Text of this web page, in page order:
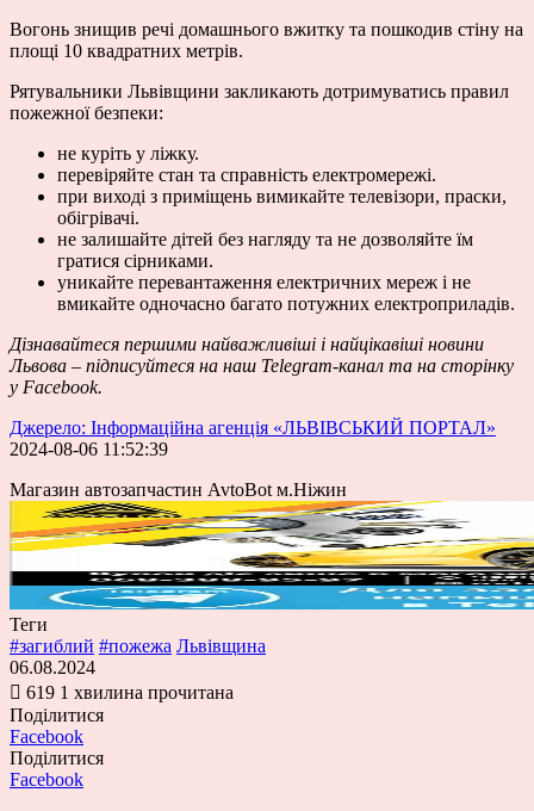
Вогонь знищив речі домашнього вжитку та пошкодив стіну на
площі 10 квадратних метрів.
Рятувальники Львівщини закликають дотримуватись правил
пожежної безпеки:
не куріть у ліжку.
перевіряйте стан та справність електромережі.
при виході з приміщень вимикайте телевізори, праски,
обігрівачі.
не залишайте дітей без нагляду та не дозволяйте їм
гратися сірниками.
уникайте перевантаження електричних мереж і не
вмикайте одночасно багато потужних електроприладів.
Дізнавайтеся першими найважливіші і найцікавіші новини
Львова – підписуйтеся на наш Telegram-канал та на сторінку
у Facebook.
Джерело: Інформаційна агенція «ЛЬВІВСЬКИЙ ПОРТАЛ»
2024-08-06 11:52:39
Магазин автозапчастин AvtoBot м.Ніжин
Теги
#загиблий #пожежа Львівщина
06.08.2024
619 1 хвилина прочитана
Поділитися
Facebook
Поділитися
Facebook